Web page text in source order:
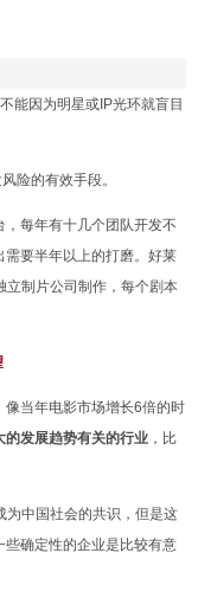
能因为明星或IP光环就盲目
险的有效手段。
每年有十几个团队开发不
需要半年以上的打磨。好莱
立制片公司制作，每个剧本
像当年电影市场增长6倍的时
的发展趋势有关的行业 ，比
为中国社会的共识，但是这
些确定性的企业是比较有意